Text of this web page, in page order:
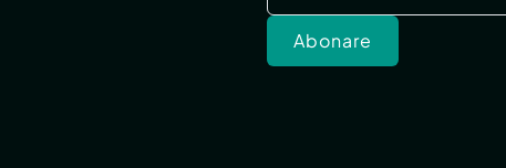
Abonare